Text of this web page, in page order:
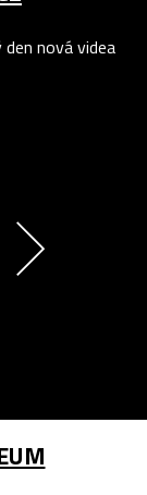
nová videa